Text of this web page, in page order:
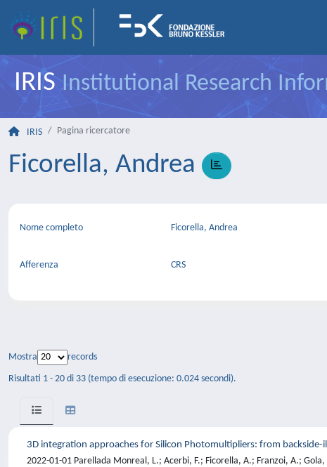
IRISInstitutional Research
IRIS Pagina ricercatore
Ficorella, Andrea
Nome completo Ficorella, Andrea
Afferenza CRS
Mostra records
Risultati 1 - 20 di 33 (tempo di esecuzione: 0.024 secondi).
3D integration approaches for Silicon Photomultipliers: from
2022-01-01 Parellada Monreal, L.; Acerbi, F.; Ficorella, A.; Franzoi, A.;